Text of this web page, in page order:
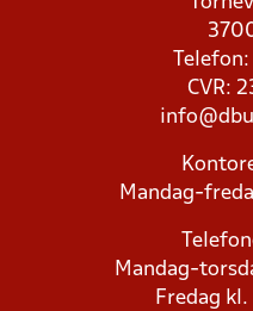
CVR:
Mandag-
Mandag-
Fredag